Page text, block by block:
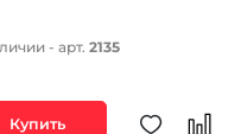
- арт.2135
Купить